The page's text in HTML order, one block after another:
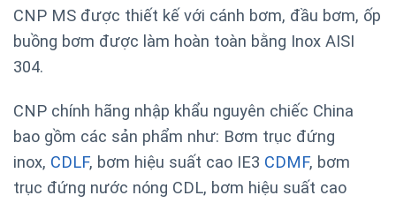
CNP MS được thiết kế với cánh bơm, đầu bơm, ốp
buồng bơm được làm hoàn toàn bằng Inox AISI
304.
CNP chính hãng nhập khẩu nguyên chiếc China
bao gồm các sản phẩm như: Bơm trục đứng
inox, CDLF, bơm hiệu suất cao IE3 CDMF, bơm
trục đứng nước nóng CDL, bơm hiệu suất cao